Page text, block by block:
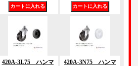
420A-3L75 ハンマ
420A-3N75 ハンマ